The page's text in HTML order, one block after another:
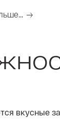
вкусные